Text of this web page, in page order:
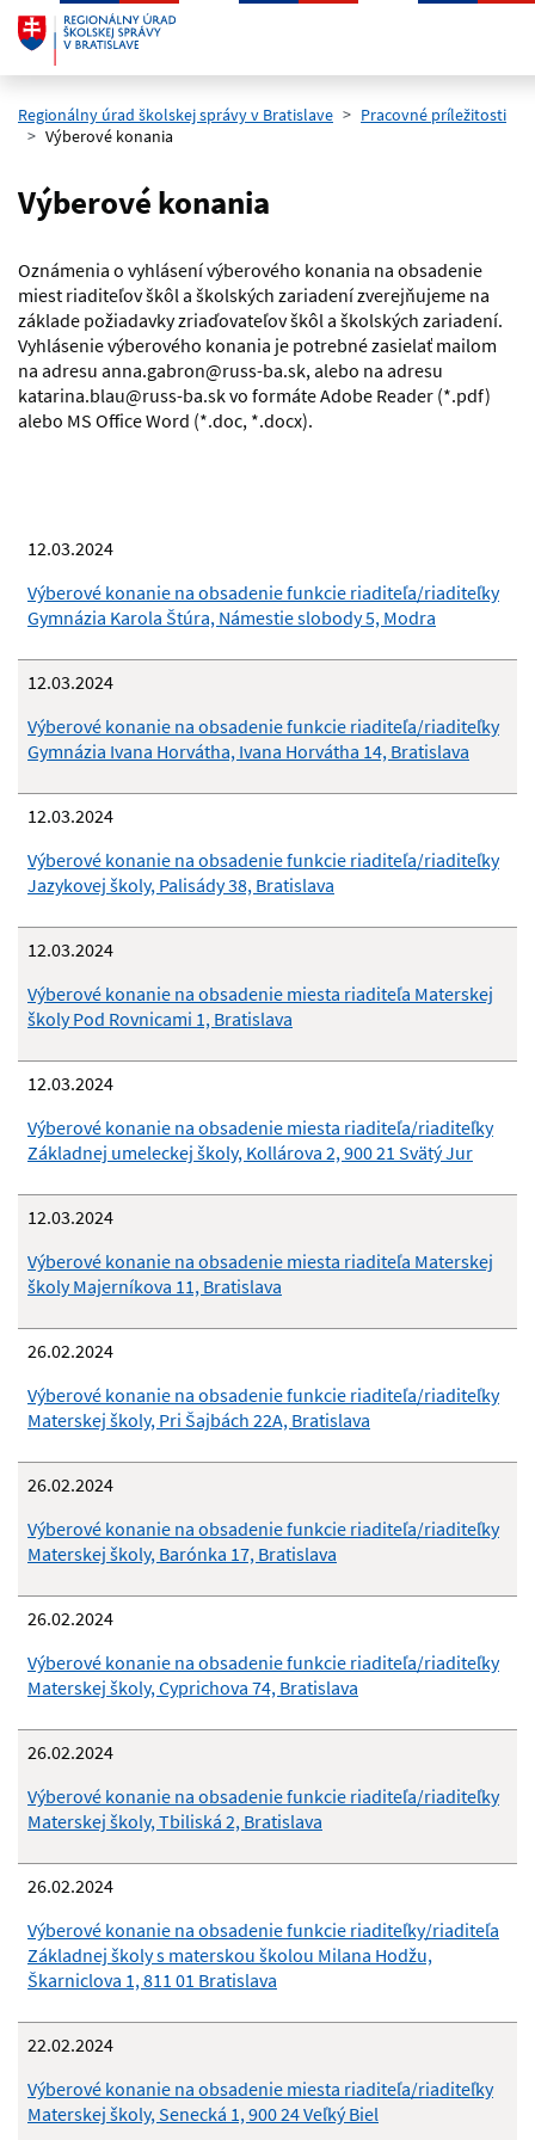
Preskočiť na hlavný obsah
Regionálny úrad školskej správy v Bratislave
Pracovné príležitosti
Výberové konania
Výberové konania
Oznámenia o vyhlásení výberového konania na obsadenie
miest riaditeľov škôl a školských zariadení zverejňujeme na
základe požiadavky zriaďovateľov škôl a školských zariadení.
Vyhlásenie výberového konania je potrebné zasielať mailom
na adresu anna.gabron@russ-ba.sk, alebo na adresu
katarina.blau@russ-ba.sk vo formáte Adobe Reader (*.pdf)
alebo MS Office Word (*.doc, *.docx).
12.03.2024
Výberové konanie na obsadenie funkcie riaditeľa/riaditeľky
Gymnázia Karola Štúra, Námestie slobody 5, Modra
12.03.2024
Výberové konanie na obsadenie funkcie riaditeľa/riaditeľky
Gymnázia Ivana Horvátha, Ivana Horvátha 14, Bratislava
12.03.2024
Výberové konanie na obsadenie funkcie riaditeľa/riaditeľky
Jazykovej školy, Palisády 38, Bratislava
12.03.2024
Výberové konanie na obsadenie miesta riaditeľa Materskej
školy Pod Rovnicami 1, Bratislava
12.03.2024
Výberové konanie na obsadenie miesta riaditeľa/riaditeľky
Základnej umeleckej školy, Kollárova 2, 900 21 Svätý Jur
12.03.2024
Výberové konanie na obsadenie miesta riaditeľa Materskej
školy Majerníkova 11, Bratislava
26.02.2024
Výberové konanie na obsadenie funkcie riaditeľa/riaditeľky
Materskej školy, Pri Šajbách 22A, Bratislava
26.02.2024
Výberové konanie na obsadenie funkcie riaditeľa/riaditeľky
Materskej školy, Barónka 17, Bratislava
26.02.2024
Výberové konanie na obsadenie funkcie riaditeľa/riaditeľky
Materskej školy, Cyprichova 74, Bratislava
26.02.2024
Výberové konanie na obsadenie funkcie riaditeľa/riaditeľky
Materskej školy, Tbiliská 2, Bratislava
26.02.2024
Výberové konanie na obsadenie funkcie riaditeľky/riaditeľa
Základnej školy s materskou školou Milana Hodžu,
Škarniclova 1, 811 01 Bratislava
22.02.2024
Výberové konanie na obsadenie miesta riaditeľa/riaditeľky
Materskej školy, Senecká 1, 900 24 Veľký Biel